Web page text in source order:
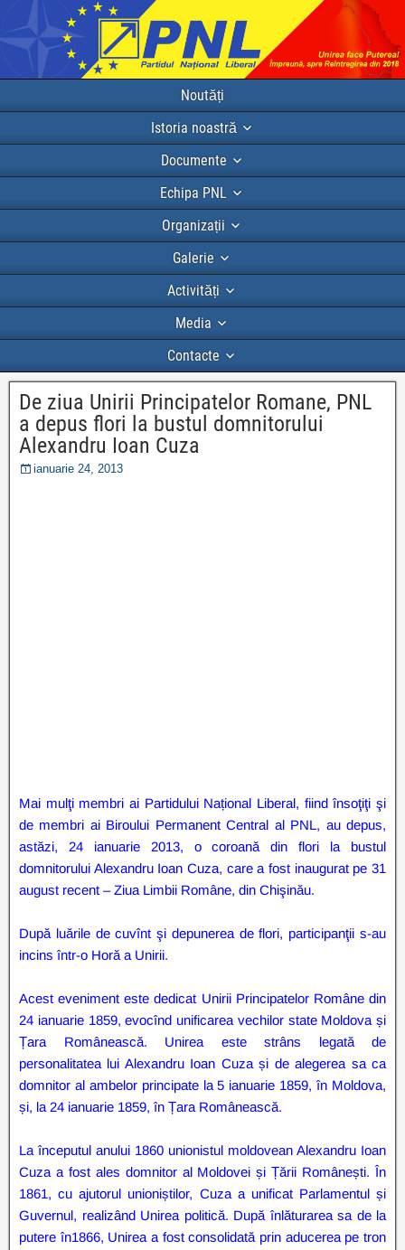
Noutăți
Istoria noastră
Documente
Echipa PNL
Organizații
Galerie
Activități
Media
Contacte
De ziua Unirii Principatelor Romane, PNL
a depus flori la bustul domnitorului
Alexandru Ioan Cuza
ianuarie 24, 2013
Mai mulţi membri ai Partidului Național Liberal, fiind însoţiţi şi
de membri ai Biroului Permanent Central al PNL, au depus,
astăzi, 24 ianuarie 2013, o coroană din flori la bustul
domnitorului Alexandru Ioan Cuza, care a fost inaugurat pe 31
august recent – Ziua Limbii Române, din Chişinău.
După luările de cuvînt şi depunerea de flori, participanţii s-au
incins într-o Horă a Unirii.
Acest eveniment este dedicat Unirii Principatelor Române din
24 ianuarie 1859, evocînd unificarea vechilor state Moldova și
Țara Românească. Unirea este strâns legată de
personalitatea lui Alexandru Ioan Cuza și de alegerea sa ca
domnitor al ambelor principate la 5 ianuarie 1859, în Moldova,
și, la 24 ianuarie 1859, în Țara Românească.
La începutul anului 1860 unionistul moldovean Alexandru Ioan
Cuza a fost ales domnitor al Moldovei și Țării Românești. În
1861, cu ajutorul unioniștilor, Cuza a unificat Parlamentul și
Guvernul, realizând Unirea politică. După înlăturarea sa de la
putere în1866, Unirea a fost consolidată prin aducerea pe tron